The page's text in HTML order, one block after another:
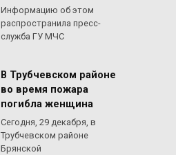
Информацию об этом
распространила пресс-
служба ГУ МЧС
В Трубчевском районе
во время пожара
погибла женщина
Сегодня, 29 декабря, в
Трубчевском районе
Брянской